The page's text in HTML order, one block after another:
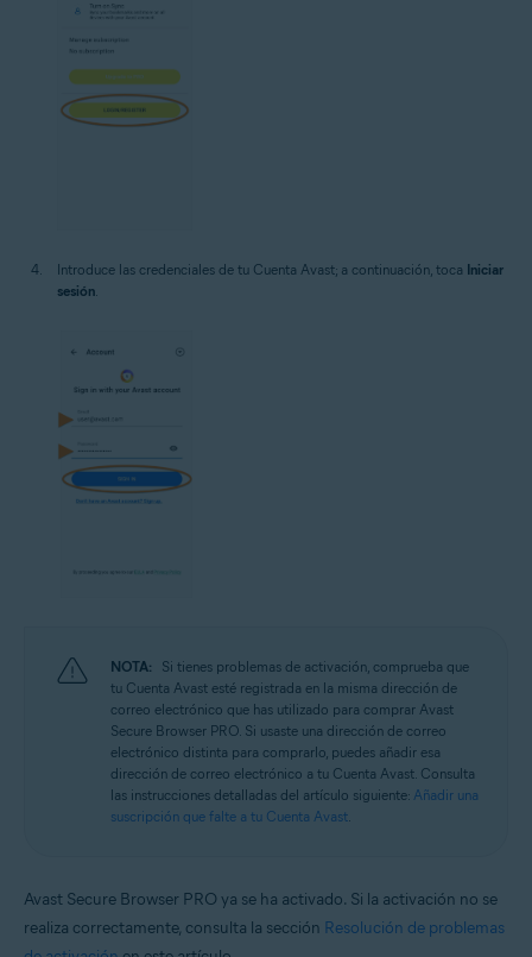
Introduce las credenciales de tu Cuenta Avast; a continuación, toca Iniciar
sesión.
NOTA:
Si tienes problemas de activación, comprueba que
tu Cuenta Avast esté registrada en la misma dirección de
correo electrónico que has utilizado para comprar Avast
Secure Browser PRO. Si usaste una dirección de correo
electrónico distinta para comprarlo, puedes añadir esa
dirección de correo electrónico a tu Cuenta Avast. Consulta
las instrucciones detalladas del artículo siguiente: Añadir una
suscripción que falte a tu Cuenta Avast
Avast Secure Browser PRO ya se ha activado. Si la activación no se
realiza correctamente, consulta la sección Resolución de problemas